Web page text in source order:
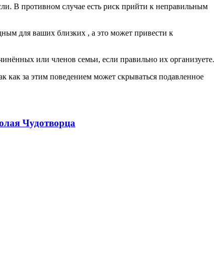
В противном случае есть риск прийти к неправильным
для ваших близких , а это может привести к
или членов семьи, если правильно их организуете.
как за этим поведением может скрываться подавленное
Чудотворца